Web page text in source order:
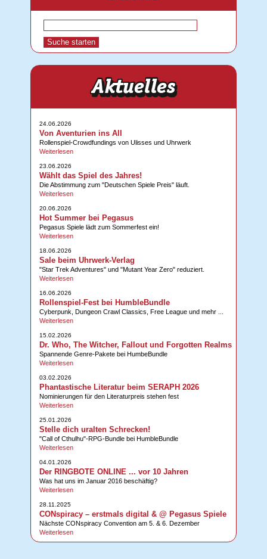
24.06.2026
Von Aventurien ins All
Rollenspiel-Crowdfundings von Ulisses und Uhrwerk
Weiterlesen
23.06.2026
Wählt das Spiel des Jahres!
Die Abstimmung zum "Deutschen Spiele Preis" läuft.
Weiterlesen
20.06.2026
Hot Summer bei Pegasus
Pegasus Spiele lädt zum Sommerfest ein!
Weiterlesen
18.06.2026
Sale beim Uhrwerk-Verlag
"Star Trek Adventures" und "Mutant Year Zero" reduziert.
Weiterlesen
16.06.2026
Rollenspiel-Fest bei HumbleBundle
Cyberpunk, Dungeon Crawl Classics, Free League und mehr ...
Weiterlesen
15.02.2026
Dr. Who, The Witcher, Fallout und Forgotten Realms
Spannende Genre-Pakete bei HumbeBundle
Weiterlesen
03.02.2026
Phantastische Literatur beim SERAPH 2026
Nominierungen für den Literaturpreis stehen fest
Weiterlesen
25.01.2026
Stelle dich uralten Schrecken!
"Call of Cthulhu"-RPG-Bundle bei HumbleBundle
Weiterlesen
04.01.2026
Der RINGBOTE ONLINE ... vor 10 Jahren
Was hat uns im Januar 2016 beschäftig?
Weiterlesen
28.11.2025
CONspiracy – erstmals digital & @ Pegasus Spiele
Nächste CONspiracy Convention am 5. & 6. Dezember
Weiterlesen